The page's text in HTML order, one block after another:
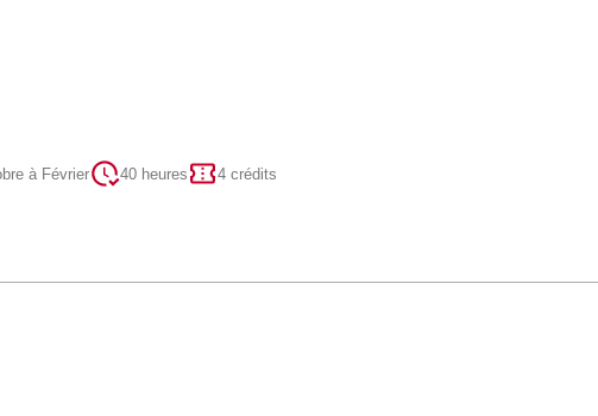
à Février 40 heures 4 crédits